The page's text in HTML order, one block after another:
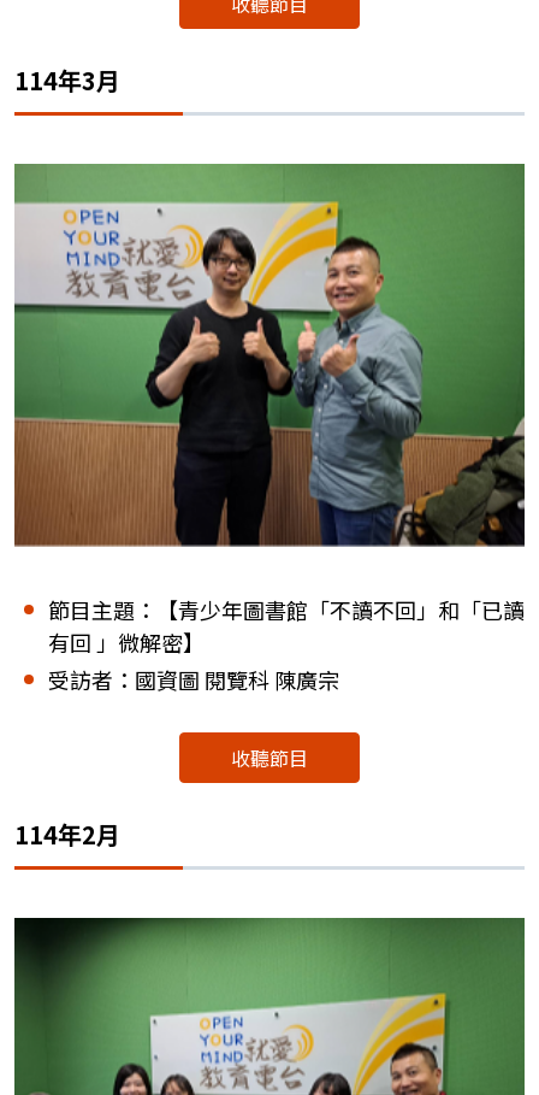
114年3月
節目主題：【青少年圖書館「不讀不回」和「已讀
有回 」微解密】
受訪者：國資圖 閱覽科 陳廣宗
收聽節目
114年2月